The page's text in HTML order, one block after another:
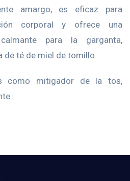
amargo, es eficaz para
corporal y ofrece una
para la garganta,
de té de miel de tomillo.
como mitigador de la tos,